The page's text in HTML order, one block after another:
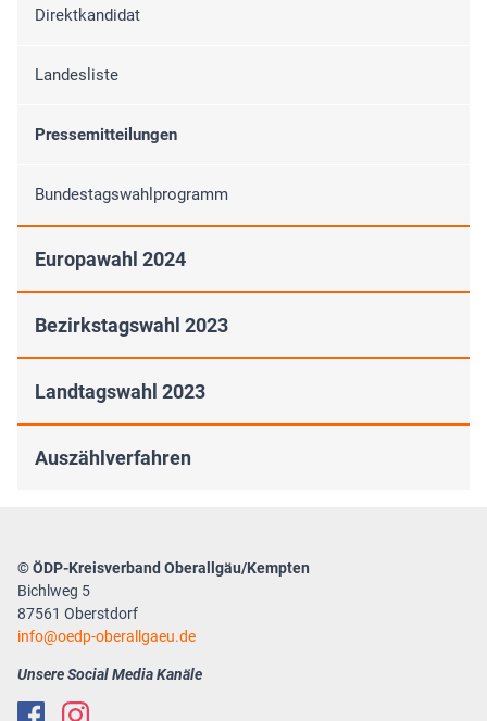
Direktkandidat
Landesliste
Pressemitteilungen
Bundestagswahlprogramm
Europawahl 2024
Bezirkstagswahl 2023
Landtagswahl 2023
Auszählverfahren
© ÖDP-Kreisverband Oberallgäu/Kempten
Bichlweg 5
87561 Oberstdorf
info
oedp-oberallgaeu.de
Unsere Social Media Kanäle